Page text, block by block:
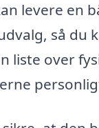
levere en
så du
liste over